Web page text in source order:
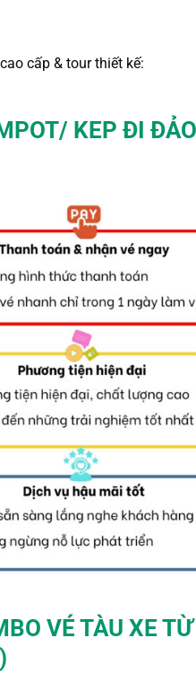
cấp & tour thiết kế:
KEP ĐI ĐẢO
VÉ TÀU XE TỪ